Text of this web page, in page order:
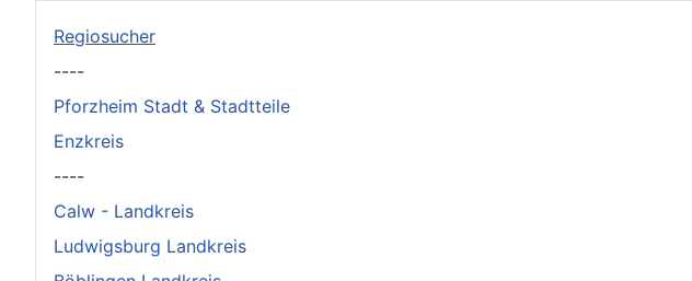
Regiosucher
----
Pforzheim Stadt & Stadtteile
Enzkreis
----
Calw - Landkreis
Ludwigsburg Landkreis